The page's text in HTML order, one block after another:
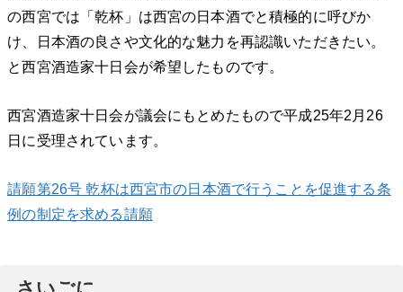
の西宮では「乾杯」は西宮の日本酒でと積極的に呼びか
け、日本酒の良さや文化的な魅力を再認識いただきたい。
と西宮酒造家十日会が希望したものです。
西宮酒造家十日会が議会にもとめたもので平成25年2月26
日に受理されています。
請願第26号 乾杯は西宮市の日本酒で行うことを促進する条
例の制定を求める請願